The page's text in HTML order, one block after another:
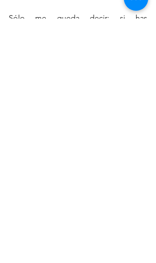
Sólo me queda decir: si has